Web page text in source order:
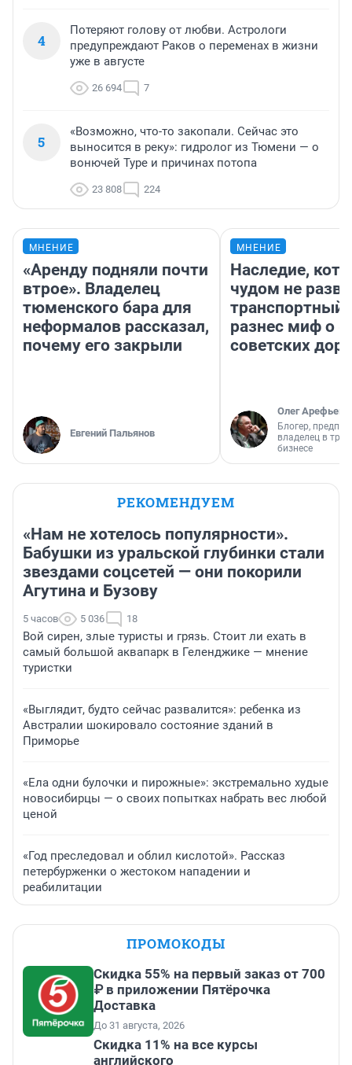
4
Потеряют голову от любви. Астрологи
предупреждают Раков о переменах в жизни
уже в августе
26 694 7
5
«Возможно, что-то закопали. Сейчас это
выносится в реку»: гидролог из Тюмени — о
вонючей Туре и причинах потопа
23 808 224
МНЕНИЕ
«Аренду подняли почти
втрое». Владелец
тюменского бара для
неформалов рассказал,
почему его закрыли
Евгений Пальянов
МНЕНИЕ
Наследие,
чудом не
транспортный
разнес миф о
советских
Олег Арефьев
Блогер,
владелец в
бизнесе
РЕКОМЕНДУЕМ
«Нам не хотелось популярности».
Бабушки из уральской глубинки стали
звездами соцсетей — они покорили
Агутина и Бузову
5 часов 5 036 18
Вой сирен, злые туристы и грязь. Стоит ли ехать в
самый большой аквапарк в Геленджике — мнение
туристки
«Выглядит, будто сейчас развалится»: ребенка из
Австралии шокировало состояние зданий в
Приморье
«Ела одни булочки и пирожные»: экстремально худые
новосибирцы — о своих попытках набрать вес любой
ценой
«Год преследовал и облил кислотой». Рассказ
петербурженки о жестоком нападении и
реабилитации
ПРОМОКОДЫ
Скидка 55% на первый заказ от 700
₽ в приложении Пятёрочка
Доставка
До 31 августа, 2026
Скидка 11% на все курсы
английского